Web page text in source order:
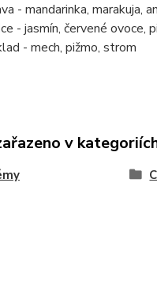
- mandarinka, marakuja,
- jasmín, červené ovoce,
- mech, pižmo, strom
v